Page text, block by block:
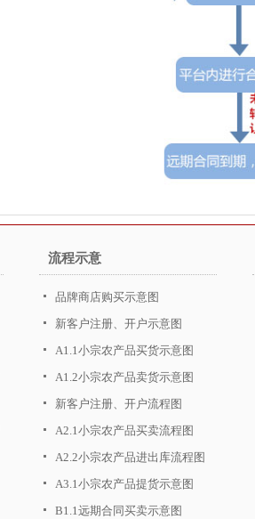
流程示意
品牌商店购买示意图
新客户注册、开户示意图
A1.1小宗农产品买货示意图
A1.2小宗农产品卖货示意图
新客户注册、开户流程图
A2.1小宗农产品买卖流程图
A2.2小宗农产品进出库流程图
A3.1小宗农产品提货示意图
B1.1远期合同买卖示意图